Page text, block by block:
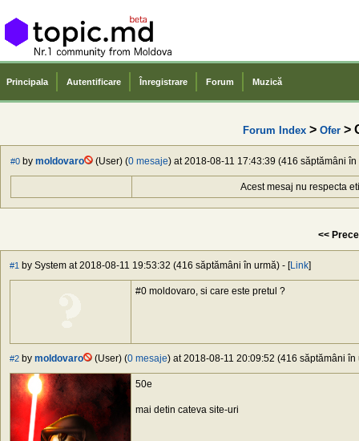
Principala Autentificare Înregistrare Forum Muzică
Forum Index> Ofer>
#0 by moldovaro (User) (0 mesaje) at 2018-08-11 17:43:39 (416 săptămâni în
Acest mesaj nu respecta
<<
#1 by System at 2018-08-11 19:53:32 (416 săptămâni în urmă) - [Link]
#0 moldovaro, si care este pretul ?
#2 by moldovaro (User) (0 mesaje) at 2018-08-11 20:09:52 (416 săptămâni în
50e
mai detin cateva site-uri